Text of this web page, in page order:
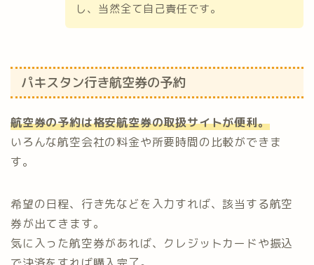
し、当然全て自己責任です。
パキスタン行き航空券の予約
航空券の予約は格安航空券の取扱サイトが便利。
いろんな航空会社の料金や所要時間の比較ができま
す。
希望の日程、行き先などを入力すれば、該当する航空
券が出てきます。
気に入った航空券があれば、クレジットカードや振込